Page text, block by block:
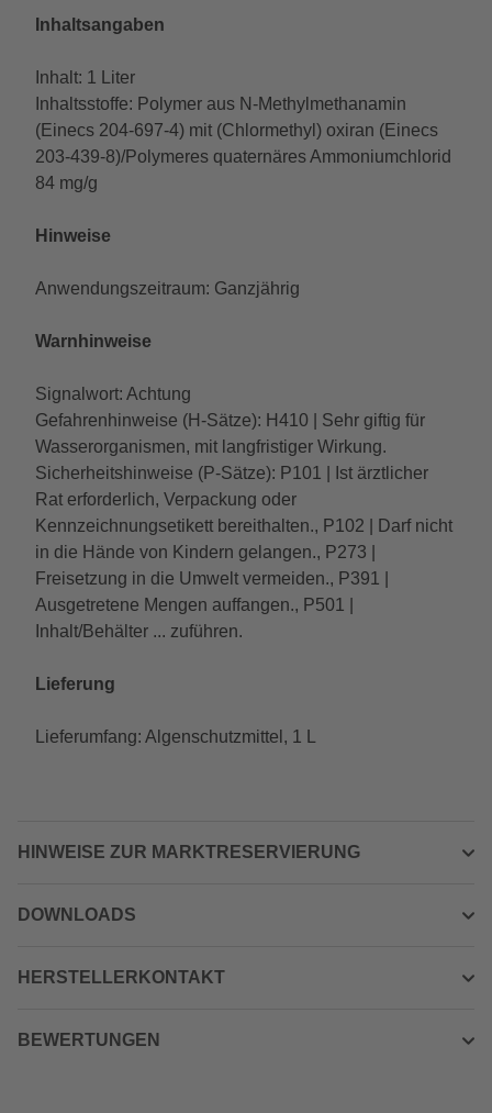
Inhaltsangaben
Inhalt: 1 Liter
Inhaltsstoffe: Polymer aus N-Methylmethanamin
(Einecs 204-697-4) mit (Chlormethyl) oxiran (Einecs
203-439-8)/Polymeres quaternäres Ammoniumchlorid
84 mg/g
Hinweise
Anwendungszeitraum: Ganzjährig
Warnhinweise
Signalwort: Achtung
Gefahrenhinweise (H-Sätze): H410 | Sehr giftig für
Wasserorganismen, mit langfristiger Wirkung.
Sicherheitshinweise (P-Sätze): P101 | Ist ärztlicher
Rat erforderlich, Verpackung oder
Kennzeichnungsetikett bereithalten., P102 | Darf nicht
in die Hände von Kindern gelangen., P273 |
Freisetzung in die Umwelt vermeiden., P391 |
Ausgetretene Mengen auffangen., P501 |
Inhalt/Behälter ... zuführen.
Lieferung
Lieferumfang: Algenschutzmittel, 1 L
HINWEISE ZUR MARKTRESERVIERUNG
DOWNLOADS
HERSTELLERKONTAKT
BEWERTUNGEN